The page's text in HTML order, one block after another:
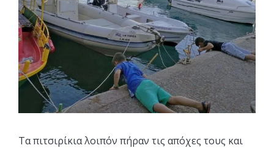
Τα πιτσιρίκια λοιπόν πήραν τις απόχες τους και